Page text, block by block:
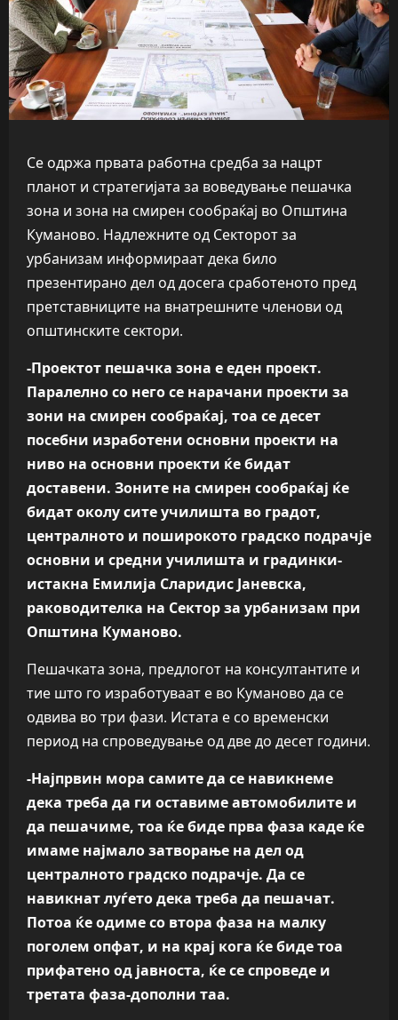
Се одржа првата работна средба за нацрт
планот и стратегијата за воведување пешачка
зона и зона на смирен сообраќај во Општина
Куманово. Надлежните од Секторот за
урбанизам информираат дека било
презентирано дел од досега сработеното пред
претставниците на внатрешните членови од
општинските сектори.
-Проектот пешачка зона е еден проект.
Паралелно со него се нарачани проекти за
зони на смирен сообраќај, тоа се десет
посебни изработени основни проекти на
ниво на основни проекти ќе бидат
доставени. Зоните на смирен сообраќај ќе
бидат околу сите училишта во градот,
централното и поширокото градско подрачје
основни и средни училишта и градинки-
истакна Емилија Сларидис Јаневска,
раководителка на Сектор за урбанизам при
Општина Куманово.
Пешачката зона, предлогот на консултантите и
тие што го изработуваат е во Куманово да се
одвива во три фази. Истата е со временски
период на спроведување од две до десет години.
-Најпрвин мора самите да се навикнеме
дека треба да ги оставиме автомобилите и
да пешачиме, тоа ќе биде прва фаза каде ќе
имаме најмало затворање на дел од
централното градско подрачје. Да се
навикнат луѓето дека треба да пешачат.
Потоа ќе одиме со втора фаза на малку
поголем опфат, и на крај кога ќе биде тоа
прифатено од јавноста, ќе се спроведе и
третата фаза-дополни таа.